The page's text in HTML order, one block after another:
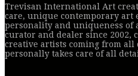
Trevisan International Art
care, unique contemporary art
personality and uniqueness of
curator and dealer since 2002,
creative artists coming from all
personally takes care of all